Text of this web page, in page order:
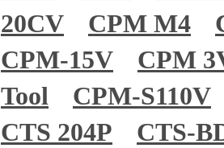
20CV
CPM M4
CPM-15V
CPM
Tool
CPM-S110V
CTS 204P
CTS-